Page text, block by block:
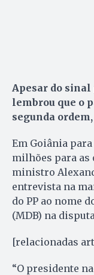
Apesar do
lembrou que o
segunda
Em Goiânia
milhões para as
ministro
entrevista na
do PP ao nome
(MDB) na
[relacionadas
“O presidente